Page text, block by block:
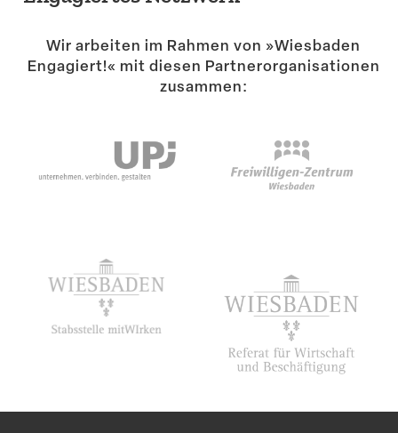
Wir arbeiten im Rahmen von »Wiesbaden
Engagiert!« mit diesen Partner­or­ga­ni­sa­tionen
zusammen: